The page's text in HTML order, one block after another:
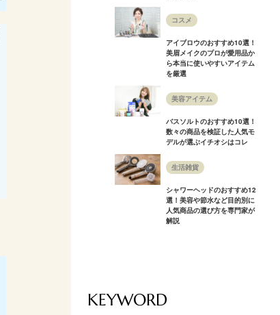
コスメ
アイブロウのおすすめ10選！
美眉メイクのプロが愛用品か
ら本当に使いやすいアイテム
を厳選
美容アイテム
バスソルトのおすすめ10選！
数々の商品を検証した人気モ
デルが選ぶイチオシはコレ
生活雑貨
シャワーヘッドのおすすめ12
選！美容や節水など目的別に
人気商品の選び方を専門家が
解説
KEYWORD